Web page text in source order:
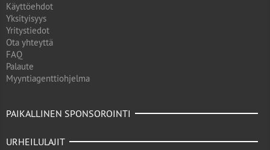
Käyttöehdot
Yksityisyys
Yritystiedot
Ota yhteyttä
FAQ
Palaute
Myyntiagenttiohjelma
PAIKALLINEN SPONSOROINTI
URHEILULAJIT